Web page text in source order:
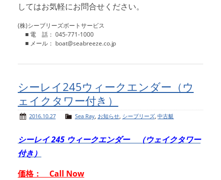
してはお気軽にお問合せください。
(株)シーブリーズボートサービス
■ 電 話： 045-771-1000
■ メール： boat@seabreeze.co.jp
シーレイ245ウィークエンダー（ウ
ェイクタワー付き）
2016.10.27 Sea Ray, お知らせ, シーブリーズ,中古艇
シーレイ 245 ウィークエンダー （ウェイクタワー
付き）
価格： Call Now